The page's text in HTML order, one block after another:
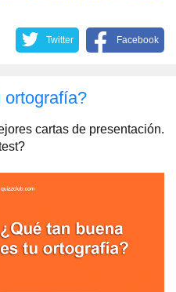
Twitter Facebook
ortografía?
cartas de presentación.